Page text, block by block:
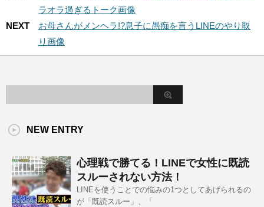
ラオラ過ぎるトーク画像
NEXT
お母さんがメンヘラ!?息子に愚痴を言うLINEのやり取
り画像
NEW ENTRY
心理戦で勝てる！LINEで女性に既読
スルーされない方法！
LINEを使うことでの悩みの1つとしてあげられるの
が「既読スルー」、「